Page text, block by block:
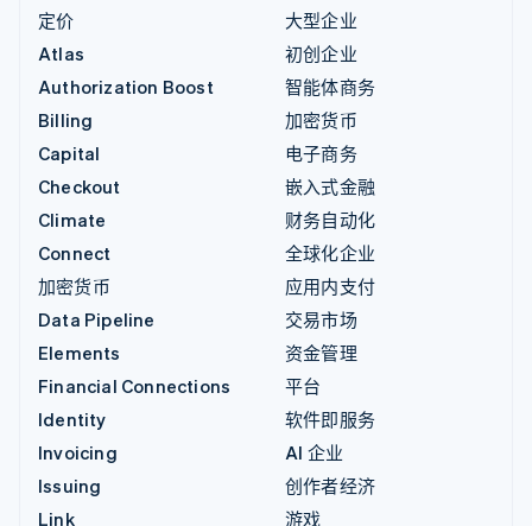
定价
Atlas
Authorization Boost
Billing
Capital
Checkout
Climate
Connect
加密货币
Data Pipeline
Elements
Financial Connections
Identity
Invoicing
Issuing
Link
大型企业
初创企业
智能体商务
加密货币
电子商务
嵌入式金融
财务自动化
全球化企业
应用内支付
交易市场
资金管理
平台
软件即服务
AI 企业
创作者经济
游戏